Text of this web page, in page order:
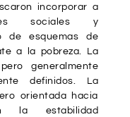
incorporar a
sociales y
de esquemas de
a la pobreza. La
generalmente
definidos. La
orientada hacia
la estabilidad